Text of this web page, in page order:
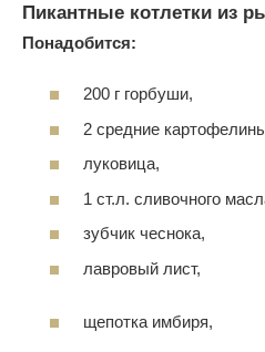
Пикантные котлетки из
Понадобится:
200 г горбуши,
2 средние
луковица,
1 ст.л. сливочного
зубчик чеснока,
лавровый лист,
щепотка имбиря,